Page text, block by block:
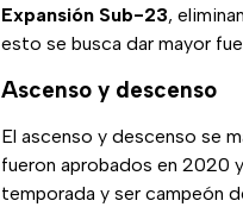
Expansión Sub-23,
esto se busca dar mayor
Ascenso y descenso
El ascenso y descenso se
fueron aprobados en 2020
temporada y ser campeón